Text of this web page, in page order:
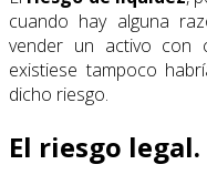
cuando hay alguna
vender un activo con
existiese tampoco
dicho riesgo.
El riesgo legal.